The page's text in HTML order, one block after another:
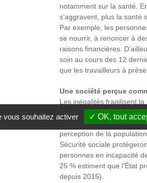
notamment sur la santé.
s’aggravent, plus la santé
Par exemple, les
se nourrir, à renoncer à
raisons financières.
soin au cours des 12
que les travailleurs à
Une société perçue
Les inégalités fragilisent
maintenir un filet de
ont affaibli les
perception de la
Sécurité sociale
personnes en incapacité
25 % estiment que l’État
depuis 2015).
vous souhaitez activer ✓ OK, tout